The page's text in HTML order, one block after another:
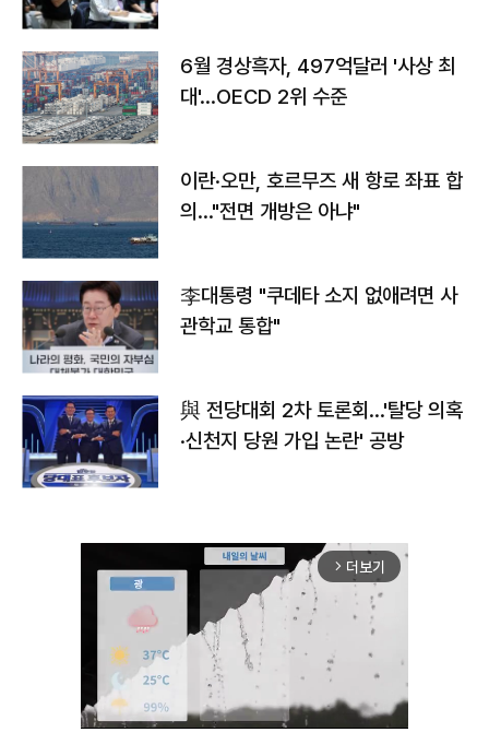
6월 경상흑자, 497억달러 '사상 최
대'…OECD 2위 수준
이란·오만, 호르무즈 새 항로 좌표 합
의…"전면 개방은 아냐"
李대통령 "쿠데타 소지 없애려면 사
관학교 통합"
與 전당대회 2차 토론회…'탈당 의혹
·신천지 당원 가입 논란' 공방
arrow_forward_ios 더보기